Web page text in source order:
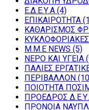
Ε.Δ.Ε.Υ.Α (4)
ΕΠΙΚΑΙΡΟΤΗΤΑ
ΚΑΘΑΡΙΣΜΟΣ
Μ.Μ.Ε NEWS (5)
ΝΕΡΟ ΚΑΙ ΥΓΕΙΑ
ΠΑΛΙΕΣ
ΠΕΡΙΒΑΛΛΟΝ
ΠΟΙΟΤΗΤΑ
ΠΡΟΕΔΡΟΣ
ΠΡΟΝΟΙΑ